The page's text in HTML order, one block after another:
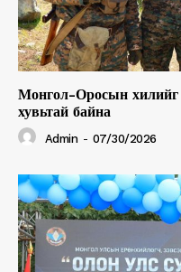
Монгол-Оросын
хувьтай байна
Admin - 07/30/2026